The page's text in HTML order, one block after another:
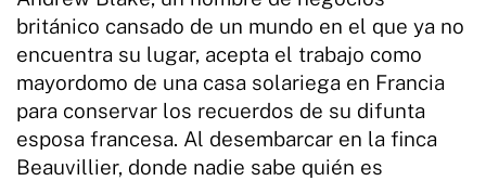
británico cansado de un mundo en el que ya no
encuentra su lugar, acepta el trabajo como
mayordomo de una casa solariega en Francia
para conservar los recuerdos de su difunta
esposa francesa. Al desembarcar en la finca
Beauvillier, donde nadie sabe quién es